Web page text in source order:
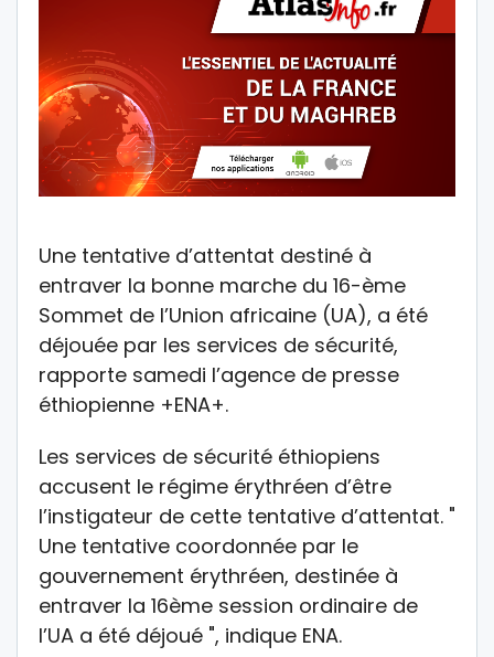
Une tentative d’attentat destiné à
entraver la bonne marche du 16-ème
Sommet de l’Union africaine (UA), a été
déjouée par les services de sécurité,
rapporte samedi l’agence de presse
éthiopienne +ENA+.
Les services de sécurité éthiopiens
accusent le régime érythréen d’être
l’instigateur de cette tentative d’attentat. "
Une tentative coordonnée par le
gouvernement érythréen, destinée à
entraver la 16ème session ordinaire de
l’UA a été déjoué ", indique ENA.